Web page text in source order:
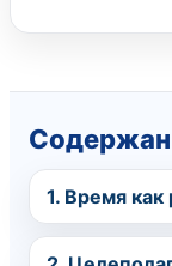
1. Время как